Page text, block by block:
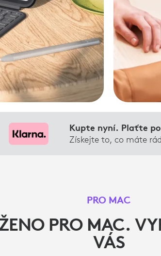
Kupte nyní. Plaťte
Získejte to, co máte
PRO MAC
PRO MAC.
VÁS